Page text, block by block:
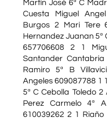
Martín José 6ª C
Cuesta Miguel
Burgos 2 Mari Tere
Hernandez Juanan 5ª
657706608 2 1
Santander
Ramiro 5ª B
Angeles 609087788 1
5ª C Cebolla Toledo
Perez Carmelo 4ª
610039262 2 1 Riaño